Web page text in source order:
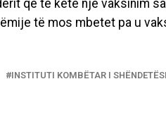
që të ketë një vaksinim
të mos mbetet pa u
INSTITUTI KOMBËTAR I